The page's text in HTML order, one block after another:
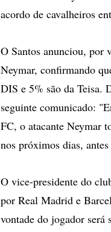
acordo de cavalheiros
O Santos anunciou, por
Neymar, confirmando
DIS e 5% são da Teisa.
seguinte comunicado:
FC, o atacante Neymar
nos próximos dias,
O vice-presidente do
por Real Madrid e
vontade do jogador